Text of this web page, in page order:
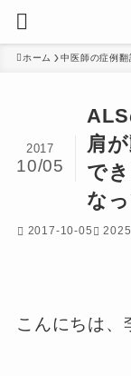
ホーム 中医師の症例翻
ALS
肩
で
な
2017
10/05
2017-10-05
こんにちは、